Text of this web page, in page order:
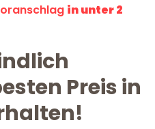
in unter 2
Preis in